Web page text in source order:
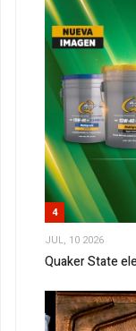
4
JUL, 10 2026
Quaker State